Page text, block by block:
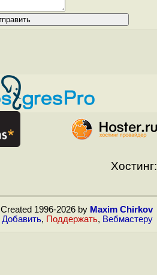
Хостинг:
Created 1996-2026 by Maxim Chirkov
Добавить, Поддержать, Вебмастеру